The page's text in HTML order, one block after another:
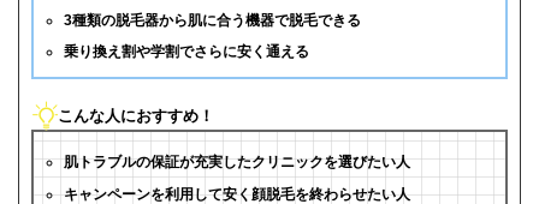
3種類の脱毛器から肌に合う機器で脱毛できる
乗り換え割や学割でさらに安く通える
こんな人におすすめ！
肌トラブルの保証が充実したクリニックを選びたい人
キャンペーンを利用して安く顔脱毛を終わらせたい人